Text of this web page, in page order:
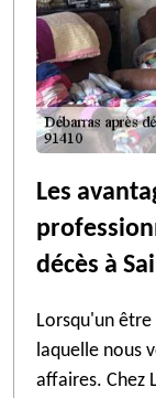
Les
décès à
Lorsqu'un
laquelle nous
affaires. Chez